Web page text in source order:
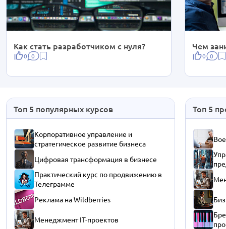
Как стать разработчиком с нуля?
0 0
Чем
0 0
Топ 5 популярных курсов
Корпоративное управление и
стратегическое развитие бизнеса
Цифровая трансформация в бизнесе
Практический курс по продвижению в
Телеграмме
Реклама на Wildberries
Менеджмент IT-проектов
Топ 5